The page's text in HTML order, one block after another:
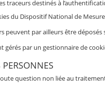
traceurs destinés à
du Dispositif National de
peuvent par ailleurs être
gérés par un gestionnaire de
question non liée au traitement